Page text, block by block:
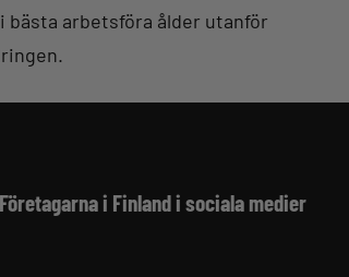
arbetsföra ålder utanför
Företagarna i Finland i sociala medier